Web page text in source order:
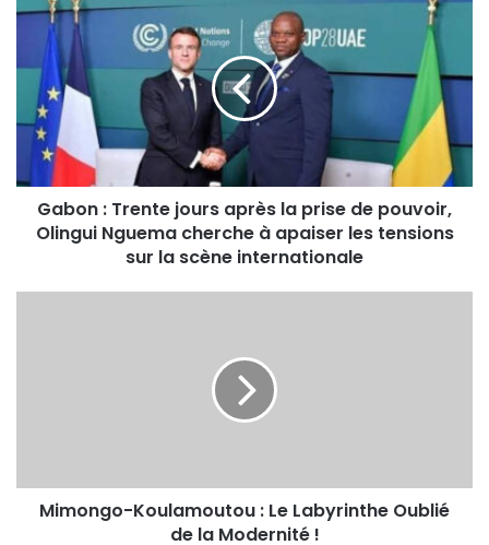
Gabon : Trente jours après la prise de pouvoir,
Olingui Nguema cherche à apaiser les tensions
sur la scène internationale
Mimongo-Koulamoutou : Le Labyrinthe Oublié
de la Modernité !